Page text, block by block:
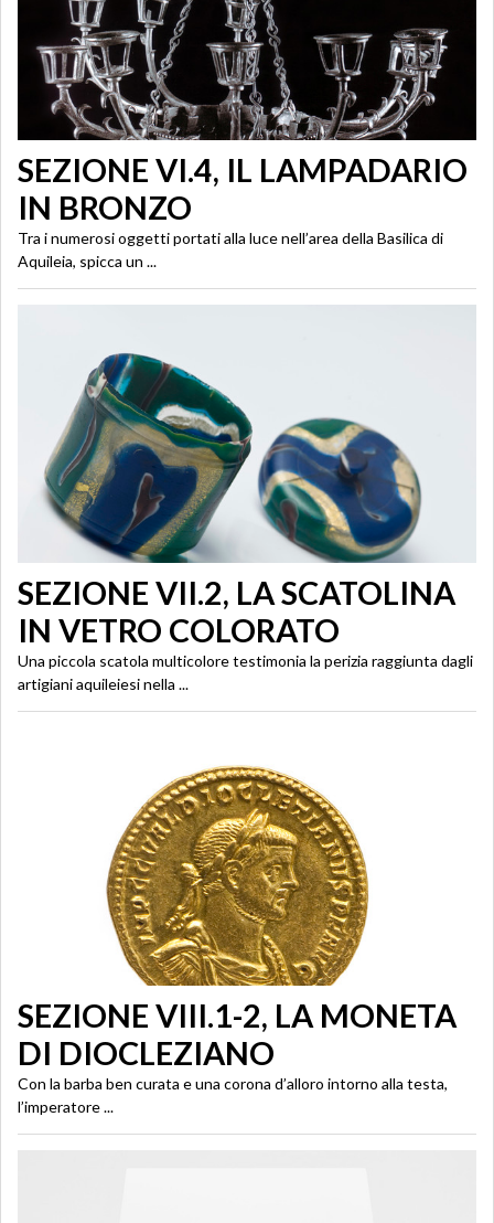
SEZIONE VI.4, IL LAMPADARIO
IN BRONZO
Tra i numerosi oggetti portati alla luce nell’area della Basilica di
Aquileia, spicca un ...
SEZIONE VII.2, LA SCATOLINA
IN VETRO COLORATO
Una piccola scatola multicolore testimonia la perizia raggiunta dagli
artigiani aquileiesi nella ...
SEZIONE VIII.1-2, LA MONETA
DI DIOCLEZIANO
Con la barba ben curata e una corona d’alloro intorno alla testa,
l’imperatore ...